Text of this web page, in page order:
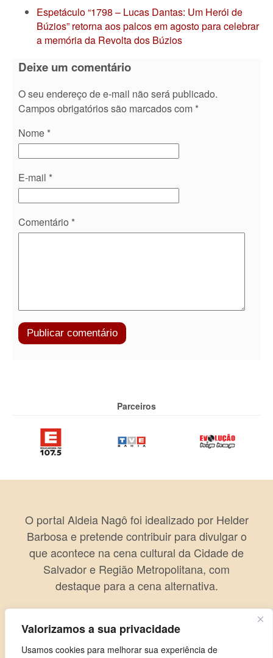
Valorizamos a sua privacidade
Usamos cookies para melhorar sua experiência de
Espetáculo “1798 – Lucas Dantas: Um Herói de
Búzios” retorna aos palcos em agosto para celebrar
a memória da Revolta dos Búzios
Deixe um comentário
O seu endereço de e-mail não será publicado.
Campos obrigatórios são marcados com *
Nome *
E-mail *
Comentário *
Parceiros
O portal Aldeia Nagô foi idealizado por Helder
Barbosa e pretende contribuir para divulgar o
que acontece na cena cultural da Cidade de
Salvador e Região Metropolitana, com
destaque para a cena alternativa.